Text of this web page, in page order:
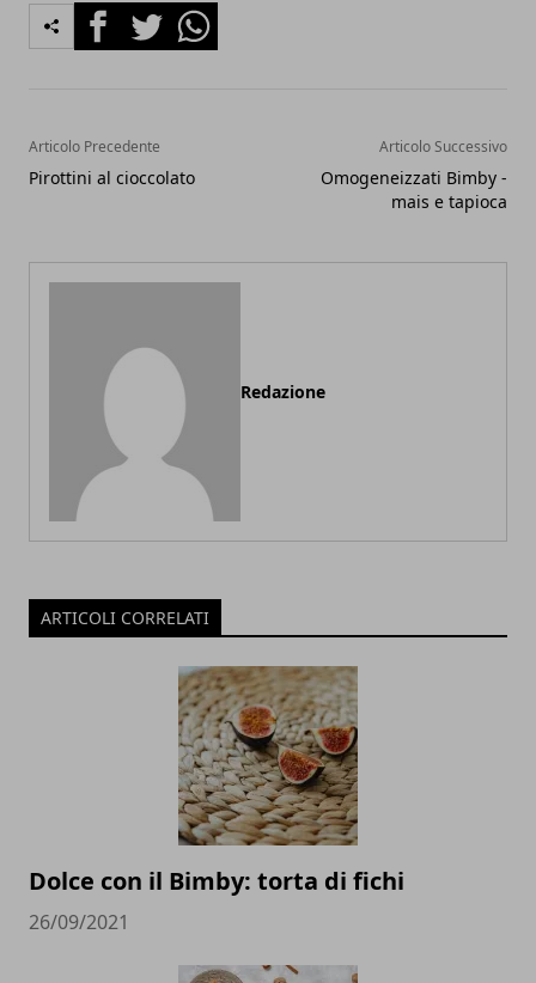
FacebookTwitterWhatsapp
Articolo Precedente
Pirottini al cioccolato
Articolo Successivo
Omogeneizzati Bimby -
mais e tapioca
Redazione
ARTICOLI CORRELATI
Dolce con il Bimby: torta di fichi
26/09/2021